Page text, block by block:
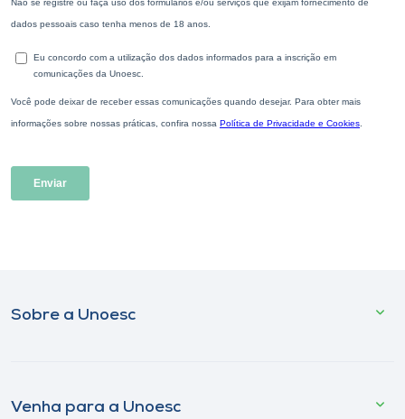
Sobre a Unoesc
Venha para a Unoesc